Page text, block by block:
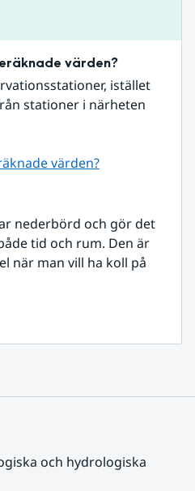
värden?
istället
stationer i närheten
värden?
nederbörd och gör det
tid och rum. Den är
när man vill ha koll på
och hydrologiska